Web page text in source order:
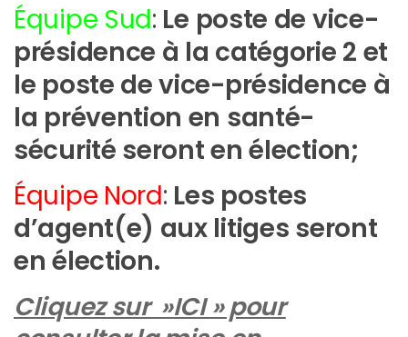
Équipe Sud: Le poste de vice-
présidence à la catégorie 2 et
le poste de vice-présidence à
la prévention en santé-
sécurité seront en élection;
Équipe Nord: Les postes
d’agent(e) aux litiges seront
en élection.
Cliquez sur »ICI » pour